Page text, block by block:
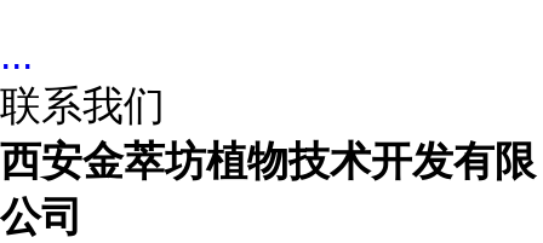
...
联系我们
西安金萃坊植物技术开发有限
公司